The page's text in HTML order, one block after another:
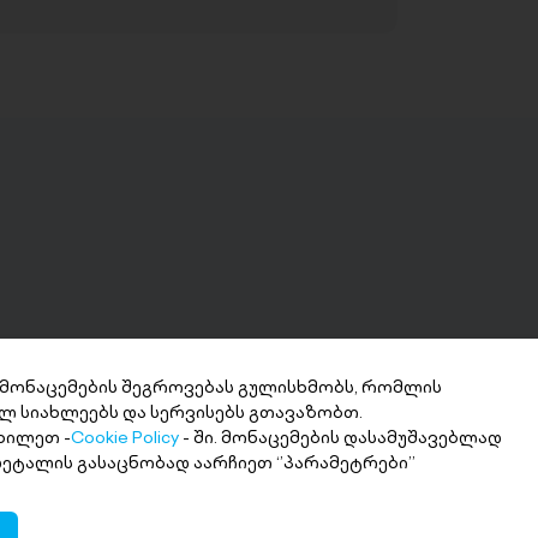
მიღება 2
თანხა სასურველ ანგარიშზე
შეგროვებას გულისხმობს, რომლის
სიახლეებს და სერვისებს გთავაზობთ.
-Cookie Policy - ში. მონაცემების დასამუშავებლად
გასაცნობად აარჩიეთ ‘’პარამეტრები’’